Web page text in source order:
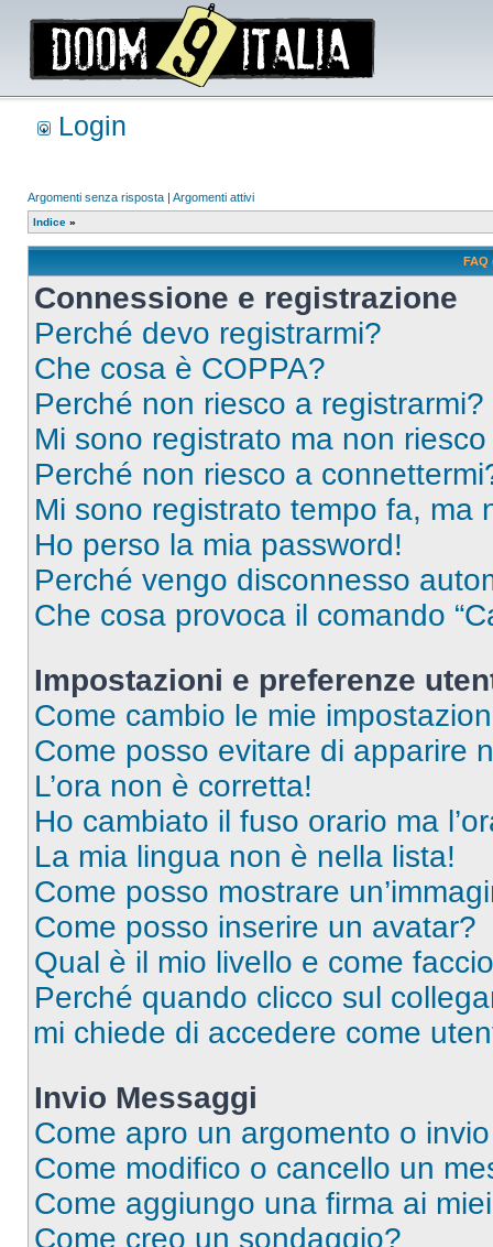
Login
Argomenti senza risposta | Argomenti attivi
Indice »
FAQ
Connessione e registrazione
Perché devo registrarmi?
Che cosa è COPPA?
Perché non riesco a registrarmi?
Mi sono registrato ma non
Perché non riesco a
Mi sono registrato tempo fa, ma
Ho perso la mia password!
Perché vengo disconnesso
Che cosa provoca il comando
Impostazioni e preferenze
Come cambio le mie
Come posso evitare di apparire
L’ora non è corretta!
Ho cambiato il fuso orario ma
La mia lingua non è nella lista!
Come posso mostrare
Come posso inserire un avatar?
Qual è il mio livello e come
Perché quando clicco sul
mi chiede di accedere come
Invio Messaggi
Come apro un argomento o
Come modifico o cancello un
Come aggiungo una firma ai
Come creo un sondaggio?